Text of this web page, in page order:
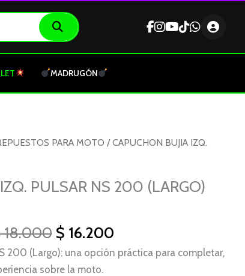
MADRUGÓN
PARA MOTO / CAPUCHON BUJIA IZQ.
PULSAR NS 200 (LARGO)
18.000
El
era:
$ 16.200
El
actual
es:
200 (Largo): una opción práctica para completar,
sobre la moto.